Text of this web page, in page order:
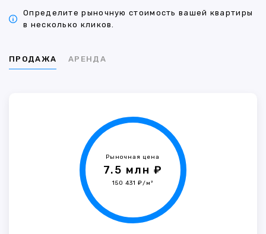
Определите рыночную стоимость вашей квартиры
в несколько кликов.
ПРОДАЖА АРЕНДА
Рыночная цена
7.5 млн ₽
150 431 ₽/м²